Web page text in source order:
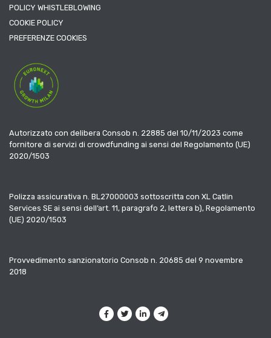
POLICY WHISTLEBLOWING
COOKIE POLICY
PREFERENZE COOKIES
Autorizzato con delibera Consob n. 22885 del 10/11/2023 come
fornitore di servizi di crowdfunding ai sensi del Regolamento (UE)
2020/1503
Polizza assicurativa n. BL27000003 sottoscritta con XL Catlin
Services SE ai sensi dell’art. 11, paragrafo 2, lettera b), Regolamento
(UE) 2020/1503
Provvedimento sanzionatorio Consob n. 20685 del 9 novembre
2018